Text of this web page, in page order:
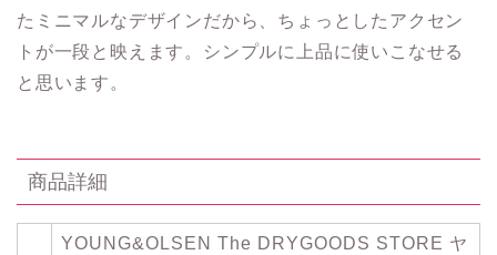
たミニマルなデザインだから、ちょっとしたアクセン
トが一段と映えます。シンプルに上品に使いこなせる
と思います。
商品詳細
YOUNG&OLSEN The DRYGOODS STORE ヤ